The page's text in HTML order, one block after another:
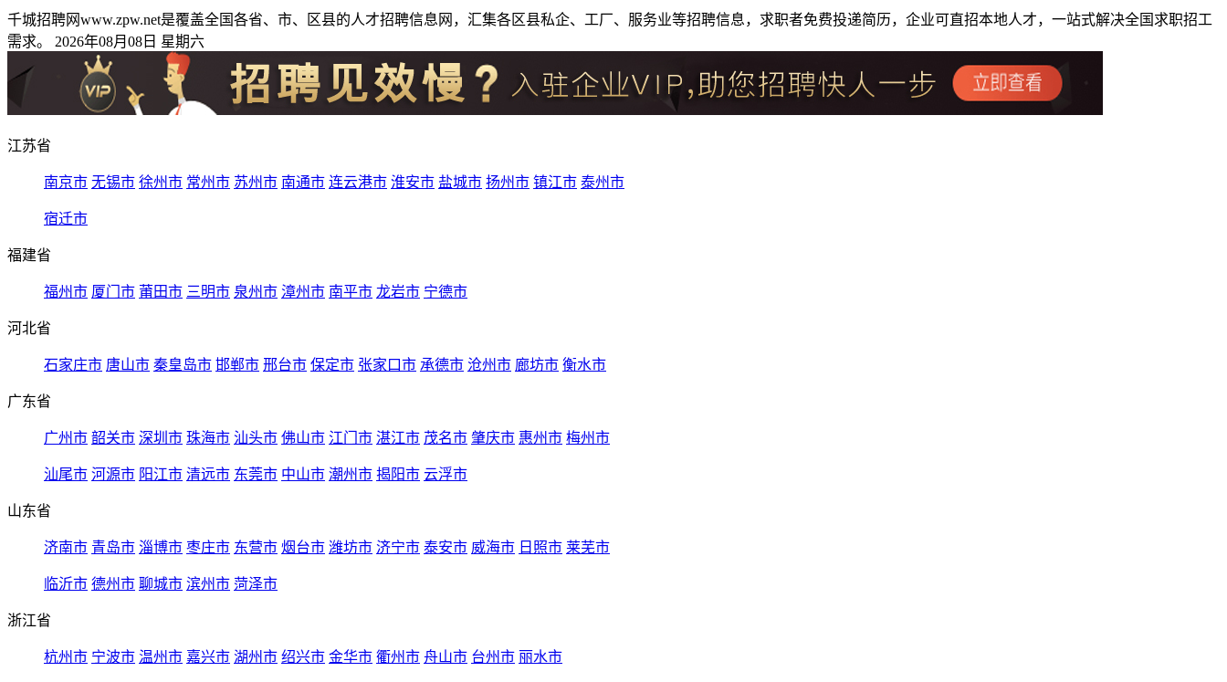
千城招聘网www.zpw.net是覆盖全国各省、市、区县的人才招聘信息网，汇集各区县私企、工厂、服务业等招聘信息，求职者免费投递简历，企业可直招本地人才，一站式解决全国求职招工
需求。 2026年08月08日 星期六
江苏省
南京市 无锡市 徐州市 常州市 苏州市 南通市 连云港市 淮安市 盐城市 扬州市 镇江市 泰州市
宿迁市
福建省
福州市 厦门市 莆田市 三明市 泉州市 漳州市 南平市 龙岩市 宁德市
河北省
石家庄市 唐山市 秦皇岛市 邯郸市 邢台市 保定市 张家口市 承德市 沧州市 廊坊市 衡水市
广东省
广州市 韶关市 深圳市 珠海市 汕头市 佛山市 江门市 湛江市 茂名市 肇庆市 惠州市 梅州市
汕尾市 河源市 阳江市 清远市 东莞市 中山市 潮州市 揭阳市 云浮市
山东省
济南市 青岛市 淄博市 枣庄市 东营市 烟台市 潍坊市 济宁市 泰安市 威海市 日照市 莱芜市
临沂市 德州市 聊城市 滨州市 菏泽市
浙江省
杭州市 宁波市 温州市 嘉兴市 湖州市 绍兴市 金华市 衢州市 舟山市 台州市 丽水市